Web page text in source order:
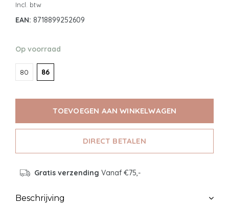
Incl. btw
EAN: 8718899252609
Op voorraad
80 86
TOEVOEGEN AAN WINKELWAGEN
DIRECT BETALEN
Gratis verzending Vanaf €75,-
Beschrijving